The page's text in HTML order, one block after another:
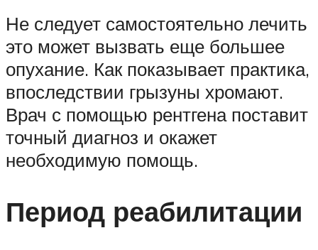
Не следует самостоятельно лечить
это может вызвать еще большее
опухание. Как показывает практика,
впоследствии грызуны хромают.
Врач с помощью рентгена поставит
точный диагноз и окажет
необходимую помощь.
Период реабилитации